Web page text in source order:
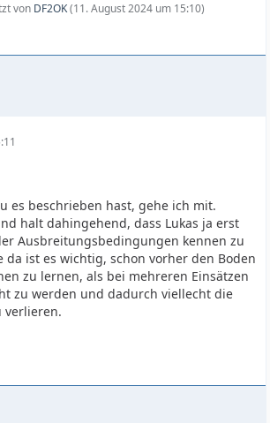
von DF2OK(11. August 2024 um 15:10)
es beschrieben hast, gehe ich mit.
halt dahingehend, dass Lukas ja erst
Ausbreitungsbedingungen kennen zu
da ist es wichtig, schon vorher den Boden
zu lernen, als bei mehreren Einsätzen
zu werden und dadurch viellecht die
verlieren.